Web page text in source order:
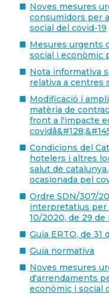
Noves mesures
consumidors per
social del covid-19
Mesures urgents
social i econòmic
Nota informativa
relativa a centres
Modificació i
matèria de
front a l'impacte
Condicions del
hotelers i altres
salut de
ocasionada pel
Ordre SDN/307/
interpretatius per
10/2020, de 29 de
Guia ERTO, de 31
Guia normativa
Noves mesures
d'arrendaments
econòmic i social